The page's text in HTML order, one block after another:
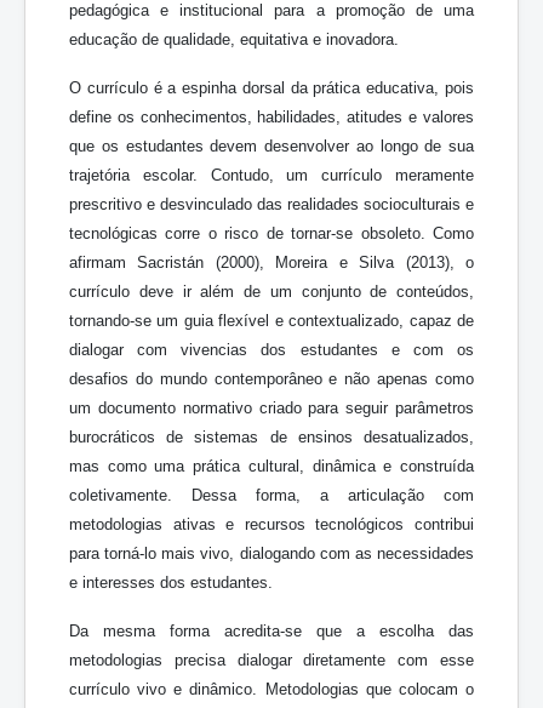
pedagógica e institucional para a promoção de uma
educação de qualidade, equitativa e inovadora.
O currículo é a espinha dorsal da prática educativa, pois
define os conhecimentos, habilidades, atitudes e valores
que os estudantes devem desenvolver ao longo de sua
trajetória escolar. Contudo, um currículo meramente
prescritivo e desvinculado das realidades socioculturais e
tecnológicas corre o risco de tornar-se obsoleto. Como
afirmam Sacristán (2000), Moreira e Silva (2013), o
currículo deve ir além de um conjunto de conteúdos,
tornando-se um guia flexível e contextualizado, capaz de
dialogar com vivencias dos estudantes e com os
desafios do mundo contemporâneo e não apenas como
um documento normativo criado para seguir parâmetros
burocráticos de sistemas de ensinos desatualizados,
mas como uma prática cultural, dinâmica e construída
coletivamente. Dessa forma, a articulação com
metodologias ativas e recursos tecnológicos contribui
para torná-lo mais vivo, dialogando com as necessidades
e interesses dos estudantes.
Da mesma forma acredita-se que a escolha das
metodologias precisa dialogar diretamente com esse
currículo vivo e dinâmico. Metodologias que colocam o